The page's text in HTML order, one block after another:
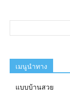
เมนูนำทาง
แบบบ้านสวย